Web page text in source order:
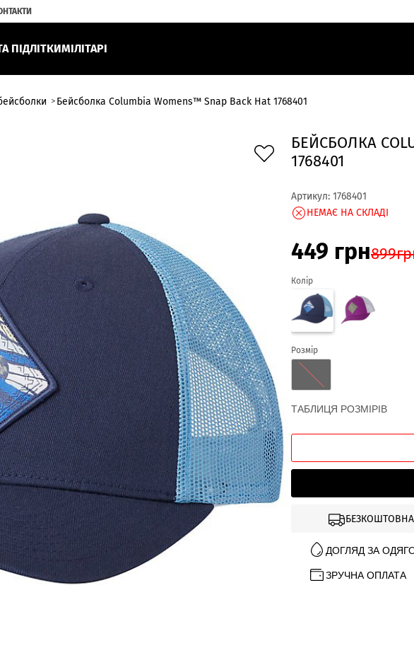
ПІДЛІТКИМІЛІТАРІ
Бейсболка Columbia Womens™ Snap Back Hat 1768401
БЕЙСБОЛКА
1768401
Артикул: 1768401
НЕМАЄ НА СКЛАДІ
449 грн899
Колір
Розмір
ТАБЛИЦЯ РОЗМІРІВ
ДОГЛЯД ЗА
ЗРУЧНА ОПЛАТА